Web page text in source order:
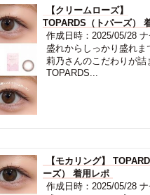
【クリームローズ】
TOPARDS（トパーズ）
作成日時：2025/05/28
盛れからしっかり盛れま
莉乃さんのこだわりが詰
TOPARDS...
【モカリング】
ーズ） 着用レポ
作成日時：2025/05/28